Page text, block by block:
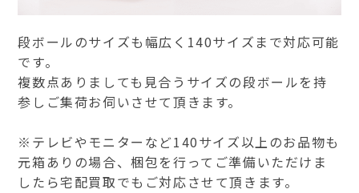
段ボールのサイズも幅広く140サイズまで対応可能
です。
複数点ありましても見合うサイズの段ボールを持
参しご集荷お伺いさせて頂きます。
※テレビやモニターなど140サイズ以上のお品物も
元箱ありの場合、梱包を行ってご準備いただけま
したら宅配買取でもご対応させて頂きます。